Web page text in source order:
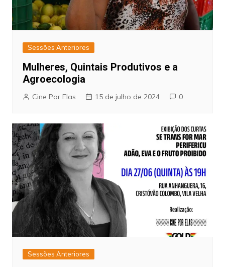
Sessões Anteriores
Mulheres, Quintais Produtivos e a
Agroecologia
Cine Por Elas 15 de julho de 2024 0
Sessões Anteriores